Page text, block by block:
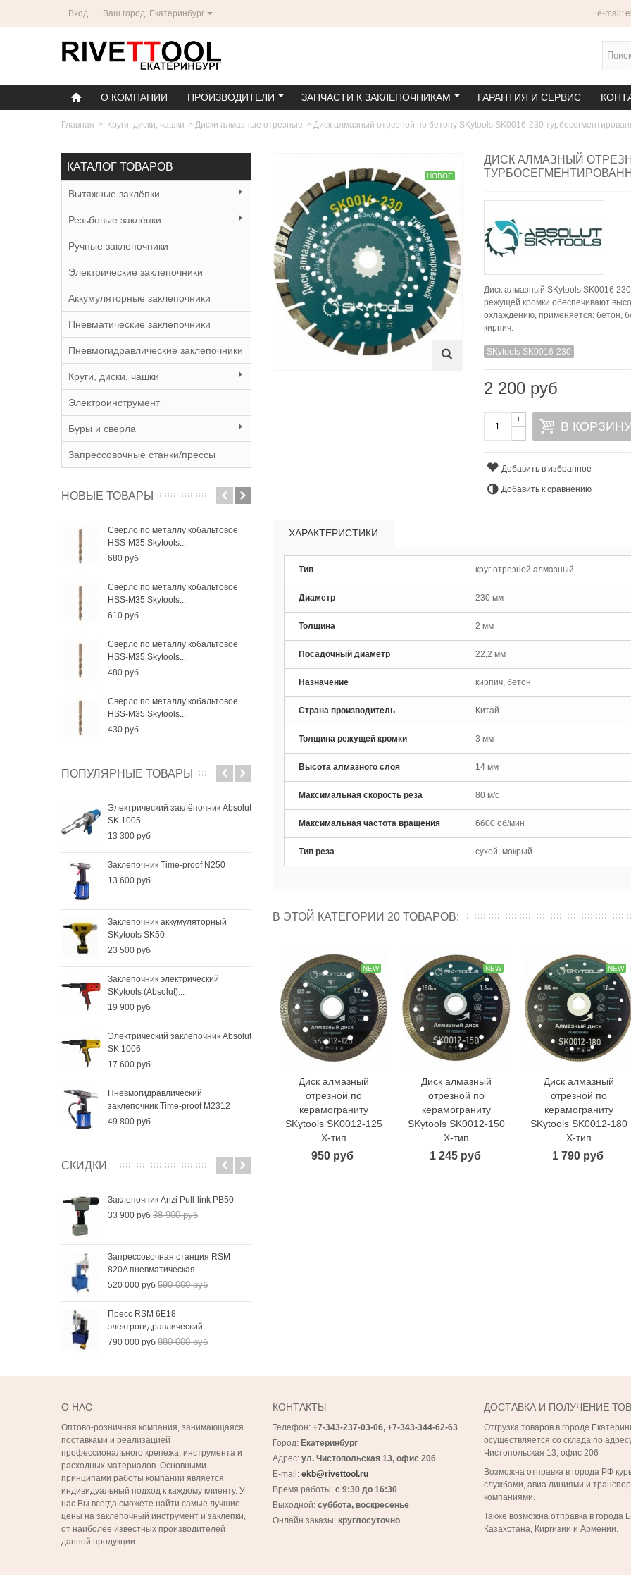
Вход Ваш город: Екатеринбург e-mail:
О КОМПАНИИ ПРОИЗВОДИТЕЛИ ЗАПЧАСТИ К ЗАКЛЕПОЧНИКАМ ГАРАНТИЯ И СЕРВИС
Главная > Круги, диски, чашки > Диски алмазные отрезные > Диск алмазный отрезной по бетону SKytools SK0016-230
КАТАЛОГ ТОВАРОВ
Вытяжные заклёпки
Резьбовые заклёпки
Ручные заклепочники
Электрические заклепочники
Аккумуляторные заклепочники
Пневматические заклепочники
Пневмогидравлические заклепочники
Круги, диски, чашки
Электроинструмент
Буры и сверла
Запрессовочные станки/прессы
НОВЫЕ ТОВАРЫ
Сверло по металлу кобальтовое
HSS-M35 Skytools...
680 руб
Сверло по металлу кобальтовое
HSS-M35 Skytools...
610 руб
Сверло по металлу кобальтовое
HSS-M35 Skytools...
480 руб
Сверло по металлу кобальтовое
HSS-M35 Skytools...
430 руб
Сверло по металлу кобальтовое
410 руб
Сверло по металлу кобальтовое
HSS-M35 Skytools...
285 руб
HSS-M35 Skytools...
HSS-M35 Skytools...
ПОПУЛЯРНЫЕ ТОВАРЫ
Электрический заклёпочник Absolut
SK 1005
13 300 руб
Заклепочник Time-proof N250
13 600 руб
Заклепочник аккумуляторный
SKytools SK50
23 500 руб
Заклепочник электрический
SKytools (Absolut)...
19 900 руб
Электрический заклепочник Absolut
SK 1006
17 600 руб
Пневмогидравлический
заклепочник Time-proof M2312
49 800 руб
СКИДКИ
Заклепочник Anzi Pull-link PB50
33 900 руб 38 900 руб
Запрессовочная станция RSM
820A пневматическая
520 000 руб 590 000 руб
Пресс RSM 6Е18
электрогидравлический
790 000 руб 880 000 руб
НОВОЕ
ДИСК АЛМАЗНЫЙ
Диск алмазный SKytools SK0016
режущей кромки обеспечивают
охлаждению, применяется: бетон,
кирпич.
SKytools SK0016-230
2 200 руб
-
+ В КОРЗИНУ
Добавить в избранное
Добавить к сравнению
ХАРАКТЕРИСТИКИ
Тип круг отрезной алмазный
Диаметр 230 мм
Толщина 2 мм
Посадочный диаметр 22,2 мм
Назначение кирпич, бетон
Страна производитель Китай
Толщина режущей кромки 3 мм
Высота алмазного слоя 14 мм
Максимальная скорость реза 80 м/с
Максимальная частота вращения 6600 об/мин
Тип реза сухой, мокрый
В ЭТОЙ КАТЕГОРИИ 20 ТОВАРОВ:
NEW
В корзину
Диск алмазный
отрезной по
керамограниту
SKytools SK0012-125
Х-тип
950 руб
NEW
В корзину
Диск алмазный
отрезной по
керамограниту
SKytools SK0012-150
Х-тип
1 245 руб
NEW
В корзину
Диск алмазный
отрезной по
керамограниту
SKytools SK0012-180
Х-тип
1 790 руб
О НАС
Оптово-розничная компания, занимающаяся
поставками и реализацией
профессионального крепежа, инструмента и
расходных материалов. Основными
принципами работы компании является
индивидуальный подход к каждому клиенту. У
нас Вы всегда сможете найти самые лучшие
цены на заклепочный инструмент и заклепки,
от наиболее известных производителей
данной продукции.
КОНТАКТЫ
Телефон: +7-343-237-03-06, +7-343-344-62-63
Город: Екатеринбург
Адрес: ул. Чистопольская 13, офис 206
E-mail: ekb@rivettool.ru
Время работы: с 9:30 до 16:30
Выходной: суббота, воскресенье
Онлайн заказы: круглосуточно
ДОСТАВКА И ПОЛУЧЕНИЕ
Отгрузка товаров в городе
осуществляется со склада по
Чистопольская 13, офис 206
Возможна отправка в города РФ
службами, авиа линиями и
компаниями.
Также возможна отправка в города
Казахстана, Киргизии и Армении.